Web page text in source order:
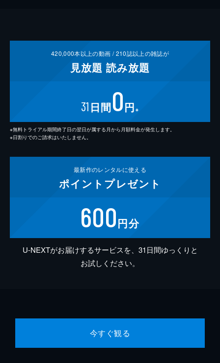
420,000本以上の動画 /210誌以上の雑誌が
見放題 読み放題
31 日間0円 ※
※無料トライアル期間終了日の翌日が属する月から月額料金が発生します。
※日割りでのご請求はいたしません。
最新作のレンタルに使える
ポイント プレゼント
600円分
U-NEXTがお届けするサービスを、31日間ゆっくりと
お試しください。
今すぐ観る